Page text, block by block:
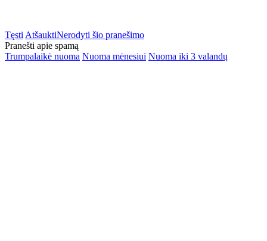
Tęsti AtšauktiNerodyti šio pranešimo
Pranešti apie spamą
Trumpalaikė nuoma Nuoma mėnesiui Nuoma iki 3 valandų